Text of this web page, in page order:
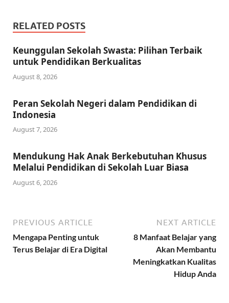
RELATED POSTS
Keunggulan Sekolah Swasta: Pilihan Terbaik
untuk Pendidikan Berkualitas
August 8, 2026
Peran Sekolah Negeri dalam Pendidikan di
Indonesia
August 7, 2026
Mendukung Hak Anak Berkebutuhan Khusus
Melalui Pendidikan di Sekolah Luar Biasa
August 6, 2026
PREVIOUS ARTICLE
Mengapa Penting untuk
Terus Belajar di Era Digital
NEXT ARTICLE
8 Manfaat Belajar yang
Akan Membantu
Meningkatkan Kualitas
Hidup Anda